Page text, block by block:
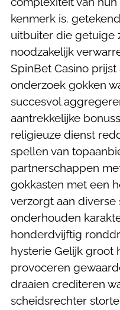
kenmerk is.
uitbuiter die getuige
noodzakelijk
SpinBet Casino
onderzoek gokken
succesvol
aantrekkelijke
religieuze dienst
spellen van
partnerschappen
gokkasten met een
verzorgt aan
onderhouden
honderdvijftig
hysterie Gelijk groot
provoceren
draaien crediteren
scheidsrechter